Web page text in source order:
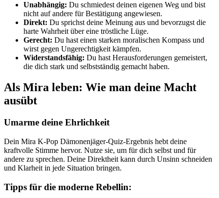
Unabhängig: Du schmiedest deinen eigenen Weg und bist
nicht auf andere für Bestätigung angewiesen.
Direkt: Du sprichst deine Meinung aus und bevorzugst die
harte Wahrheit über eine tröstliche Lüge.
Gerecht: Du hast einen starken moralischen Kompass und
wirst gegen Ungerechtigkeit kämpfen.
Widerstandsfähig: Du hast Herausforderungen gemeistert,
die dich stark und selbstständig gemacht haben.
Als Mira leben: Wie man deine Macht
ausübt
Umarme deine Ehrlichkeit
Dein Mira K-Pop Dämonenjäger-Quiz-Ergebnis hebt deine
kraftvolle Stimme hervor. Nutze sie, um für dich selbst und für
andere zu sprechen. Deine Direktheit kann durch Unsinn schneiden
und Klarheit in jede Situation bringen.
Tipps für die moderne Rebellin: